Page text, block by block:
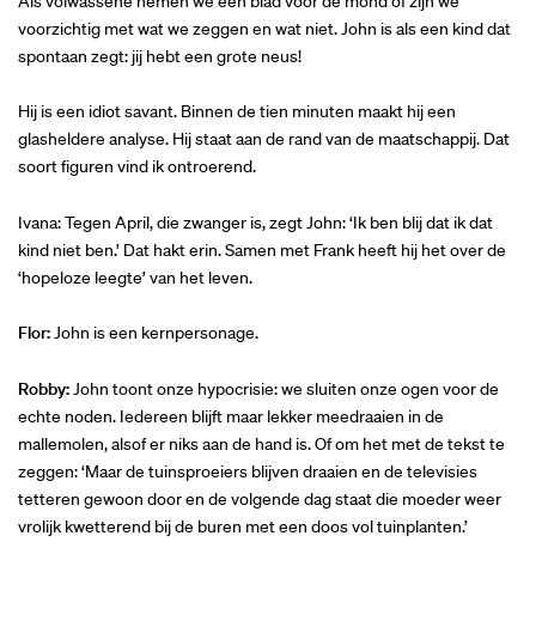
voorzichtig met wat we zeggen en wat niet. John is als een kind dat
spontaan zegt: jij hebt een grote neus!
Hij is een idiot savant. Binnen de tien minuten maakt hij een
glasheldere analyse. Hij staat aan de rand van de maatschappij. Dat
soort figuren vind ik ontroerend.
Ivana: Tegen April, die zwanger is, zegt John: ‘Ik ben blij dat ik dat
kind niet ben.’ Dat hakt erin. Samen met Frank heeft hij het over de
‘hopeloze leegte’ van het leven.
Flor:John is een kernpersonage.
Robby: John toont onze hypocrisie: we sluiten onze ogen voor de
echte noden. Iedereen blijft maar lekker meedraaien in de
mallemolen, alsof er niks aan de hand is. Of om het met de tekst te
zeggen: ‘Maar de tuinsproeiers blijven draaien en de televisies
tetteren gewoon door en de volgende dag staat die moeder weer
vrolijk kwetterend bij de buren met een doos vol tuinplanten.’